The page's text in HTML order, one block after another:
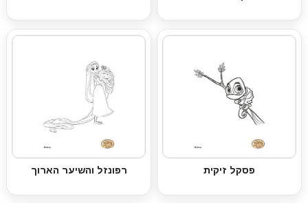
פסקל זיקית רפונזל והשיער הארוך